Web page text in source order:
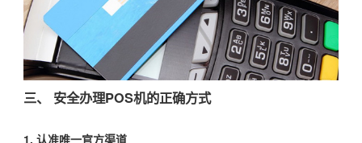
三、 安全办理POS机的正确方式
1. 认准唯一官方渠道